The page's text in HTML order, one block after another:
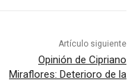
Artículo siguiente
Opinión de Cipriano
Miraflores: Deterioro de la